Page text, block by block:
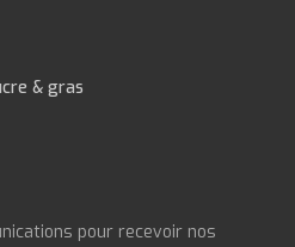
& gras
pour recevoir nos